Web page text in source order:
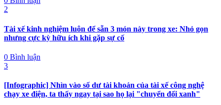
2
Tài xế kinh nghiệm luôn để sẵn 3 món này trong xe: Nhỏ gọn
nhưng cực kỳ hữu ích khi gặp sự cố
0 Bình luận
3
[Infographic] Nhìn vào số dư tài khoản của tài xế công nghệ
chạy xe điện, ta thấy ngay tại sao họ lại "chuyển đổi xanh"